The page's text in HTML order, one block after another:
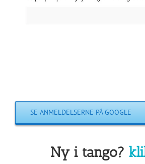
SE ANMELDELSERNE PÅ GOOGLE
Ny i tango?